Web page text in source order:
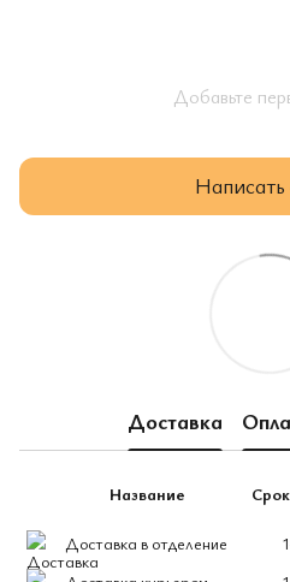
Добавьте
Написать
Доставка
Название
Доставка в отделение